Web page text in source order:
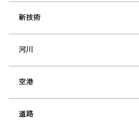
新技術
河川
空港
道路